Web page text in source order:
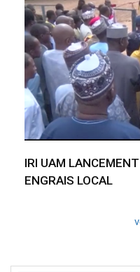
IRI UAM
ENGRAIS LOCAL